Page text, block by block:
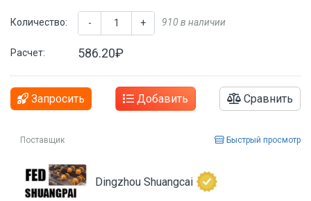
Количество: - + 910 в наличии
Расчет: 586.20₽
Запросить Добавить Сравнить
Поставщик Быстрый просмотр
Dingzhou Shuangcai